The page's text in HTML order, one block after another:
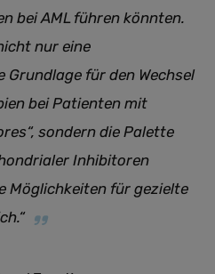
bei AML führen könnten.
nur eine
für den Wechsel
bei Patienten mit
sondern die Palette
Inhibitoren
Möglichkeiten für gezielte